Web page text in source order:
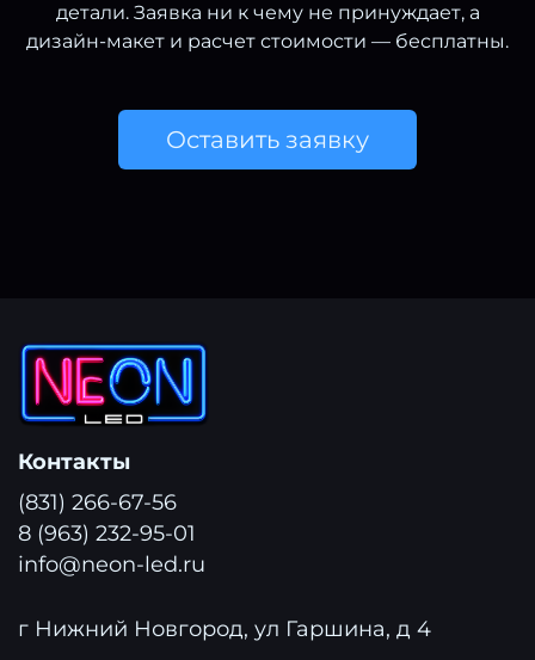
детали. Заявка ни к чему не принуждает, а
дизайн-макет и расчет стоимости — бесплатны.
Оставить заявку
Контакты
(831) 266-67-56
8 (963) 232-95-01
info@neon-led.ru
г Нижний Новгород, ул Гаршина, д 4